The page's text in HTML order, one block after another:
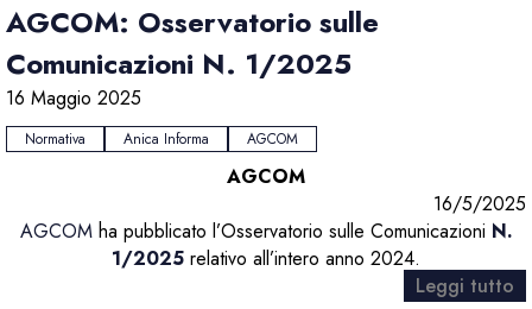
AGCOM: Osservatorio sulle
Comunicazioni N. 1/2025
16 Maggio 2025
Normativa Anica Informa AGCOM
AGCOM
16/5/2025
AGCOMha pubblicato l’Osservatorio sulle Comunicazioni N.
1/2025 relativo all’intero anno 2024.
Leggi tutto